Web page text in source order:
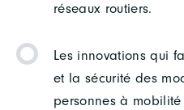
réseaux routiers.
Les innovations qui
et la sécurité des
personnes à